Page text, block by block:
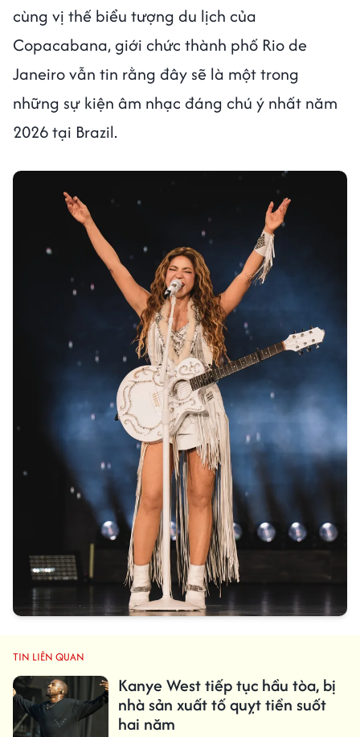
cùng vị thế biểu tượng du lịch của
Copacabana, giới chức thành phố Rio de
Janeiro vẫn tin rằng đây sẽ là một trong
những sự kiện âm nhạc đáng chú ý nhất năm
2026 tại Brazil.
TIN LIÊN QUAN
Kanye West tiếp tục hầu tòa, bị
nhà sản xuất tố quỵt tiền suốt
hai năm